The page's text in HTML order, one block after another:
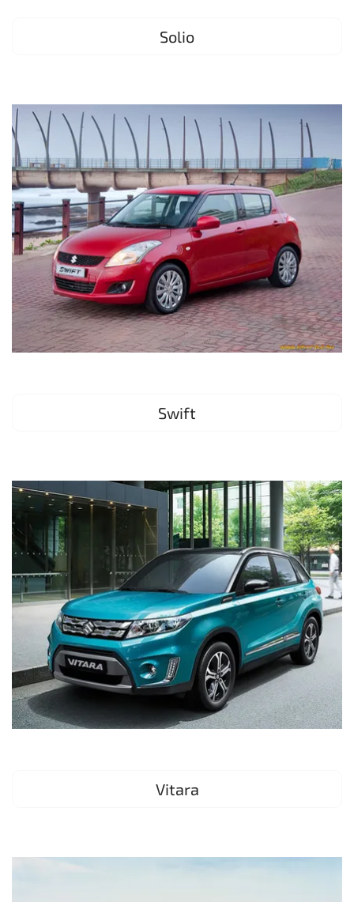
Solio
Swift
Vitara